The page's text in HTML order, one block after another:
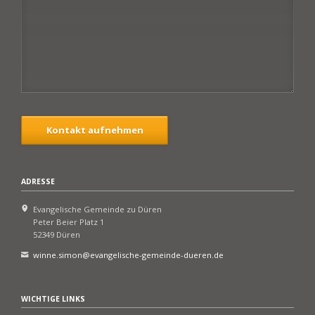
Kontakt aufnehmen
ADRESSE
Evangelische Gemeinde zu Düren
Peter Beier Platz 1
52349 Düren
winne.simon@evangelische-gemeinde-dueren.de
WICHTIGE LINKS